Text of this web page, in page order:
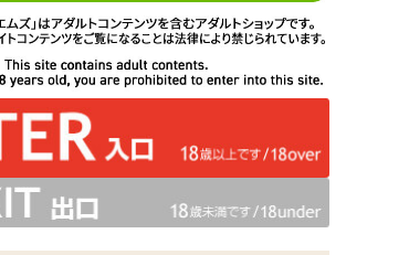
在庫状況：販売終了
メーカー価格：990円(税込)
エムズ価格：693円(税込)
ポイント：31P